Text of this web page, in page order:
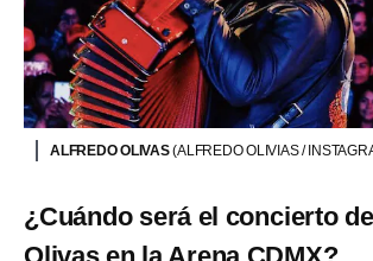
ALFREDO OLIVAS(ALFREDO OLIVIAS /
¿Cuándo será el concierto